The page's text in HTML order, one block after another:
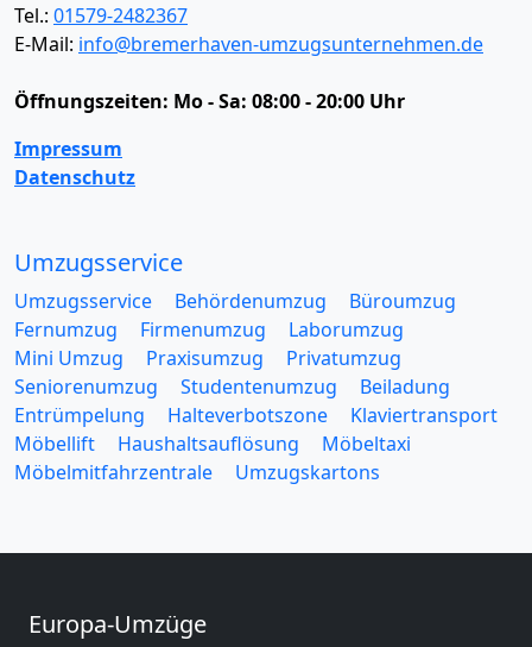
Tel.: 01579-2482367
E-Mail: info@bremerhaven-umzugsunternehmen.de
Öffnungszeiten: Mo - Sa: 08:00 - 20:00 Uhr
Impressum
Datenschutz
Umzugsservice
Umzugsservice Behördenumzug
Büroumzug
Fernumzug
Firmenumzug
Laborumzug
Mini Umzug
Praxisumzug
Privatumzug
Seniorenumzug
Studentenumzug
Beiladung
Entrümpelung
Halteverbotszone
Klaviertransport
Möbellift
Haushaltsauflösung
Möbeltaxi
Möbelmitfahrzentrale
Umzugskartons
Europa-Umzüge